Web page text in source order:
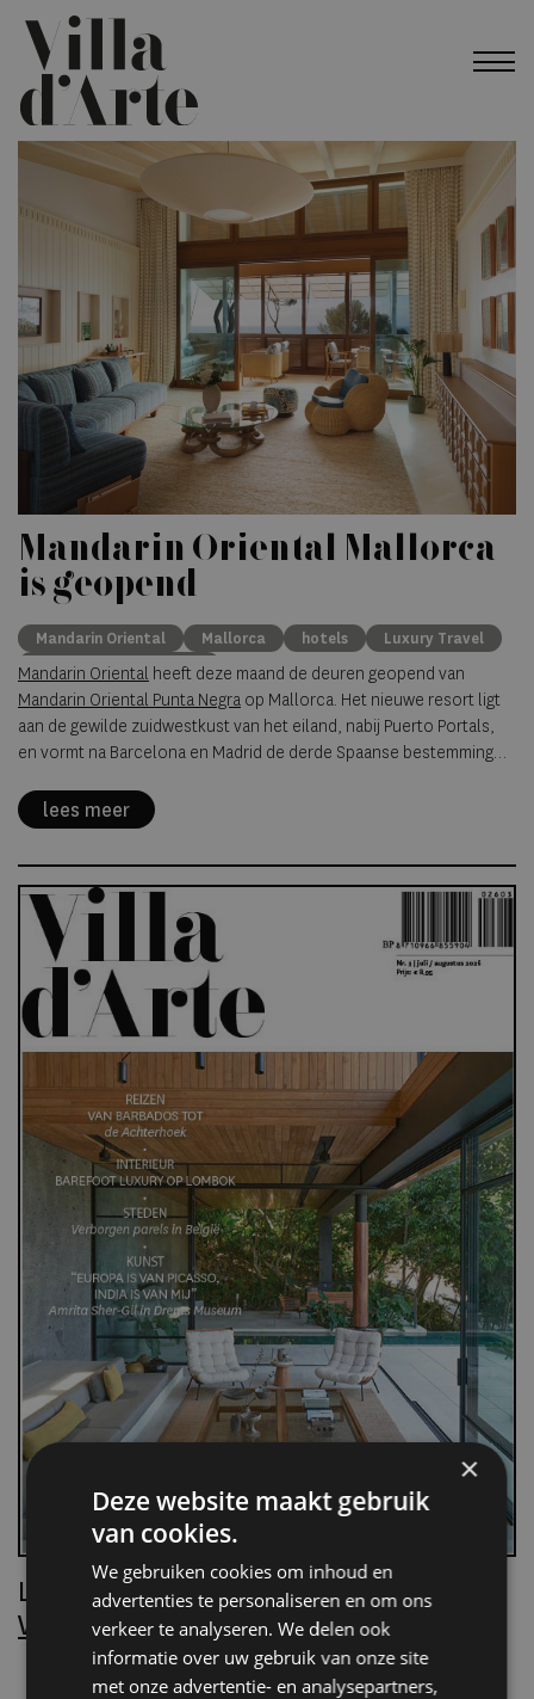
Mandarin Oriental Mallorca
is geopend
Mandarin Oriental Mallorca hotels
Luxury Travel
nieuwe resort Mallorca
Mandarin Oriental heeft deze maand de deuren geopend van
Mandarin Oriental Punta Negra op Mallorca. Het nieuwe resort ligt
aan de gewilde zuidwestkust van het eiland, nabij Puerto Portals,
en vormt na Barcelona en Madrid de derde Spaanse bestemming
lees meer
Lees Villa d’Arte!
Word nu abonnee.
×
Deze website maakt gebruik
van cookies.
We gebruiken cookies om inhoud en
advertenties te personaliseren en om ons
verkeer te analyseren. We delen ook
informatie over uw gebruik van onze site
met onze advertentie- en analysepartners,